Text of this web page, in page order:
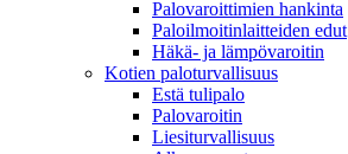
Palovaroittimien hankinta
Paloilmoitinlaitteiden edut
Häkä- ja lämpövaroitin
Kotien paloturvallisuus
Estä tulipalo
Palovaroitin
Liesiturvallisuus